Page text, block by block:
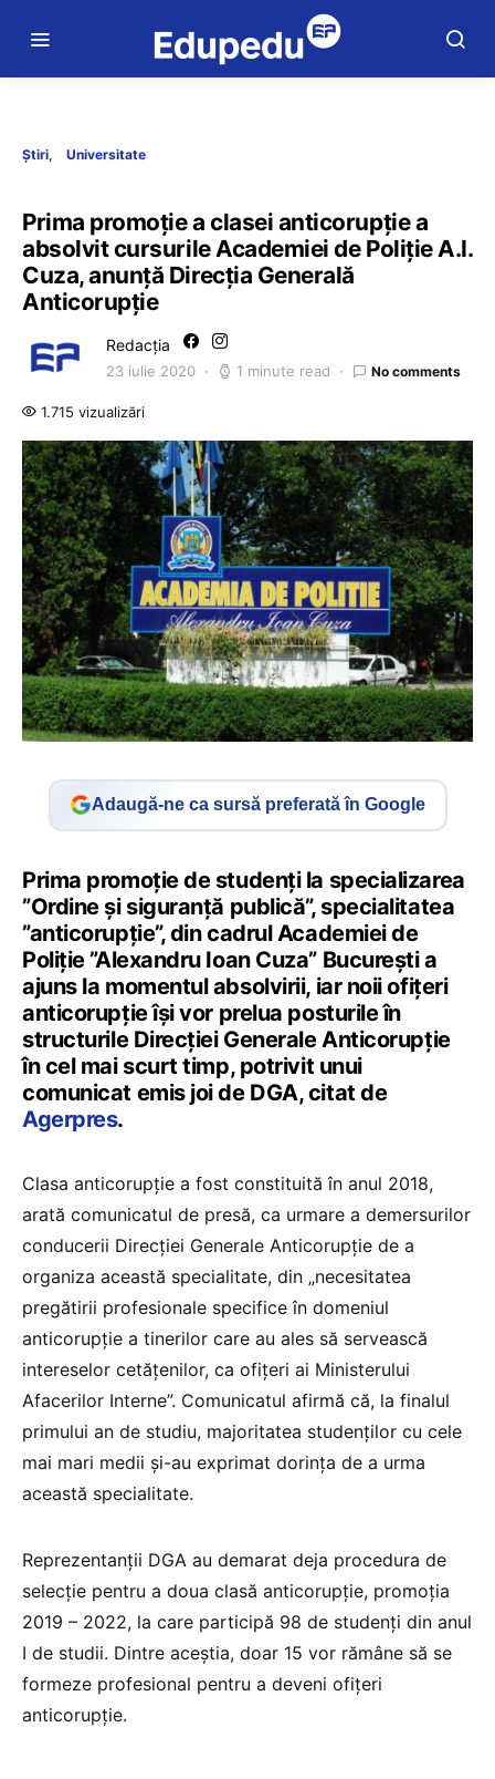
Știri Universitate
Prima promoție a clasei anticorupție a
absolvit cursurile Academiei de Poliție A.I.
Cuza, anunță Direcția Generală
Anticorupție
Redacția
23 iulie 2020 1 minute read No comments
1.715 vizualizări
Adaugă-ne ca sursă preferată în Google
Prima promoţie de studenţi la specializarea
”Ordine şi siguranţă publică”, specialitatea
”anticorupţie”, din cadrul Academiei de
Poliţie ”Alexandru Ioan Cuza” Bucureşti a
ajuns la momentul absolvirii, iar noii ofiţeri
anticorupţie îşi vor prelua posturile în
structurile Direcţiei Generale Anticorupţie
în cel mai scurt timp, potrivit unui
comunicat emis joi de DGA, citat de
Agerpres.
Clasa anticorupţie a fost constituită în anul 2018,
arată comunicatul de presă, ca urmare a demersurilor
conducerii Direcţiei Generale Anticorupţie de a
organiza această specialitate, din „necesitatea
pregătirii profesionale specifice în domeniul
anticorupţie a tinerilor care au ales să servească
intereselor cetăţenilor, ca ofiţeri ai Ministerului
Afacerilor Interne”. Comunicatul afirmă că, la finalul
primului an de studiu, majoritatea studenţilor cu cele
mai mari medii şi-au exprimat dorinţa de a urma
această specialitate.
Reprezentanţii DGA au demarat deja procedura de
selecţie pentru a doua clasă anticorupţie, promoţia
2019 – 2022, la care participă 98 de studenţi din anul
I de studii. Dintre aceştia, doar 15 vor rămâne să se
formeze profesional pentru a deveni ofiţeri
anticorupţie.